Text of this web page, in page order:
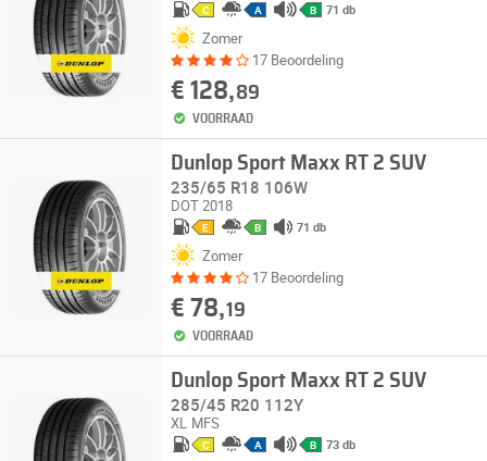
C A B 71 db
Zomer
17 Beoordeling
€ 128,89
VOORRAAD
Dunlop Sport Maxx RT 2 SUV
235/65 R18 106W
DOT 2018
E B 71 db
Zomer
17 Beoordeling
€ 78,19
VOORRAAD
Dunlop Sport Maxx RT 2 SUV
285/45 R20 112Y
XL MFS
C A B 73 db